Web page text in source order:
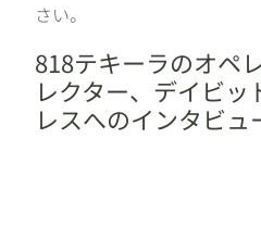
さい。
818テキーラのオペ
レクター、デイビ
レスへのインタビュ